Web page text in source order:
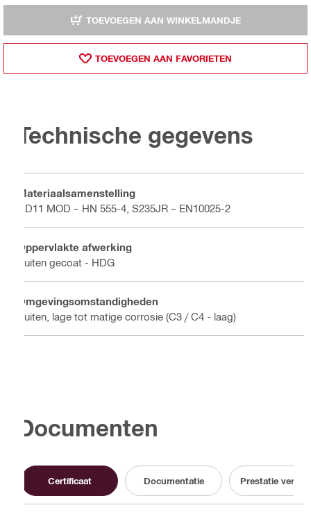
TOEVOEGEN AAN WINKELMANDJE
TOEVOEGEN AAN FAVORIETEN
Technische gegevens
Materiaalsamenstelling
DD11 MOD – HN 555-4, S235JR – EN10025-2
Oppervlakte afwerking
Buiten gecoat - HDG
Omgevingsomstandigheden
Buiten, lage tot matige corrosie (C3 / C4 - laag)
Documenten
Certificaat Documentatie Prestatie